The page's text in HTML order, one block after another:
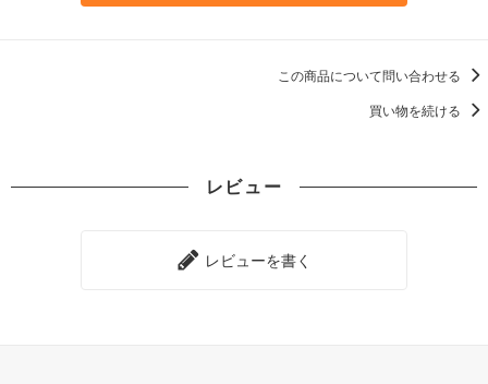
この商品について問い合わせる
買い物を続ける
レビュー
レビューを書く